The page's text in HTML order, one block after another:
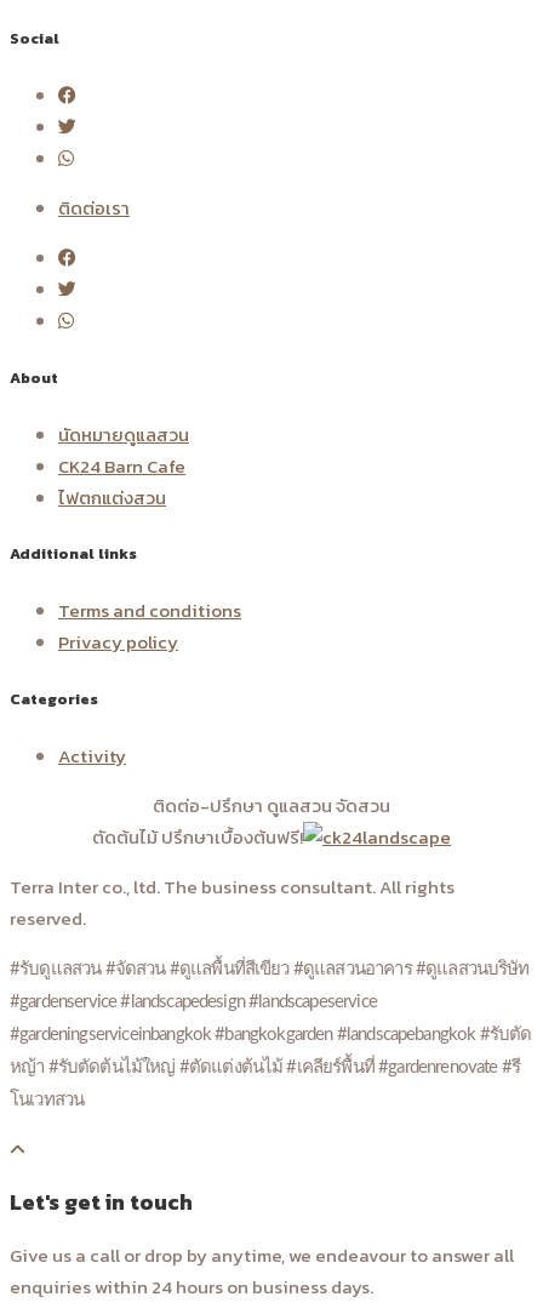
Social
ติดต่อเรา
About
นัดหมายดูแลสวน
CK24 Barn Cafe
ไฟตกแต่งสวน
Additional links
Terms and conditions
Privacy policy
Categories
Activity
ติดต่อ-ปรึกษา ดูแลสวน จัดสวน
ตัดต้นไม้ ปรึกษาเบื้องต้นฟรี!
Terra Inter co., ltd. The business consultant. All rights
reserved.
#รับดูแลสวน #จัดสวน #ดูแลพื้นที่สีเขียว #ดูแลสวนอาคาร #ดูแลสวนบริษัท
#gardenservice #landscapedesign #landscapeservice
#gardeningserviceinbangkok #bangkokgarden #landscapebangkok #รับตัด
หญ้า #รับตัดต้นไม้ใหญ่ #ตัดแต่งต้นไม้ #เคลียร์พื้นที่ #gardenrenovate #รี
โนเวทสวน
Let's get in touch
Give us a call or drop by anytime, we endeavour to answer all
enquiries within 24 hours on business days.